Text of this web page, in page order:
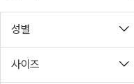
성별
사이즈